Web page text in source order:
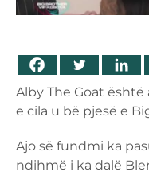
Alby The Goat
e cila u bë pjesë e
Ajo së fundmi ka
ndihmë i ka dalë